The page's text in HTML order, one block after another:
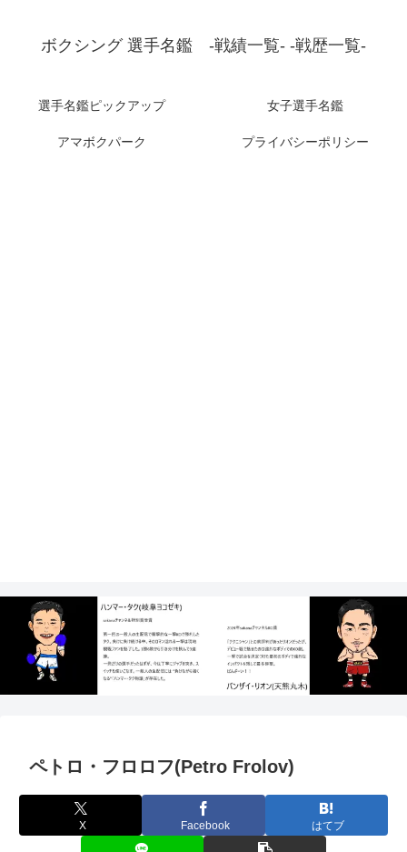
ボクシング 選手名鑑 -戦績一覧- -戦歴一覧-
選手名鑑ピックアップ 女子選手名鑑
アマボクパーク プライバシーポリシー
ペトロ・フロロフ(Petro Frolov)
X Facebook はてブ